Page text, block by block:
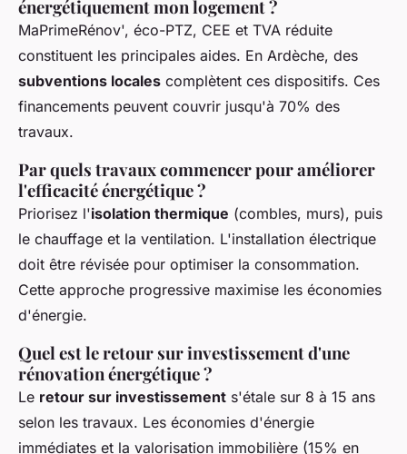
énergétiquement mon logement ?
MaPrimeRénov', éco-PTZ, CEE et TVA réduite
constituent les principales aides. En Ardèche, des
subventions locales complètent ces dispositifs. Ces
financements peuvent couvrir jusqu'à 70% des
travaux.
Par quels travaux commencer pour améliorer
l'efficacité énergétique ?
Priorisez l'isolation thermique (combles, murs), puis
le chauffage et la ventilation. L'installation électrique
doit être révisée pour optimiser la consommation.
Cette approche progressive maximise les économies
d'énergie.
Quel est le retour sur investissement d'une
rénovation énergétique ?
Le retour sur investissement s'étale sur 8 à 15 ans
selon les travaux. Les économies d'énergie
immédiates et la valorisation immobilière (15% en